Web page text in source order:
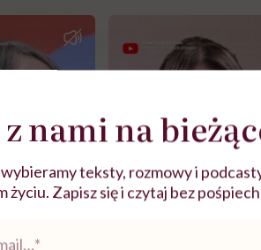
z nami na
teksty, rozmowy i
życiu. Zapisz się i czytaj bez